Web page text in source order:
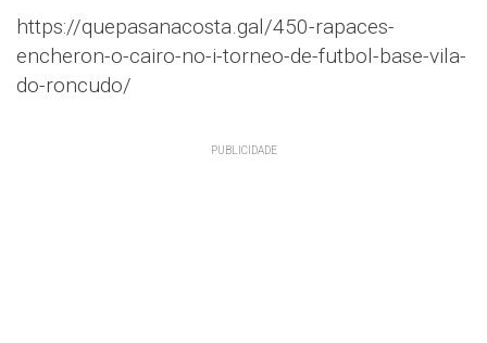
https://quepasanacosta.gal/450-rapaces-
encheron-o-cairo-no-i-torneo-de-futbol-base-vila-
do-roncudo/